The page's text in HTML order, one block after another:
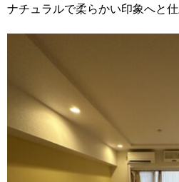
ナチュラルで柔らかい印象へと仕